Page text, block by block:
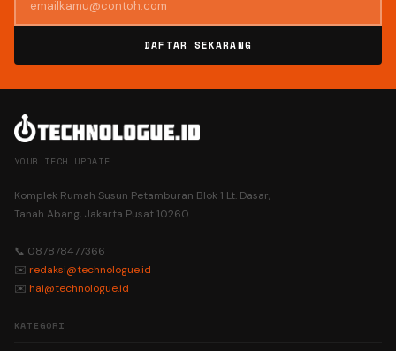
DAFTAR SEKARANG
YOUR TECH UPDATE
Komplek Rumah Susun Petamburan Blok 1 Lt. Dasar,
Tanah Abang, Jakarta Pusat 10260
📞 087878477366
✉️ redaksi@technologue.id
✉️ hai@technologue.id
KATEGORI